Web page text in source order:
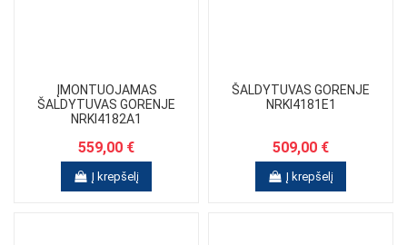
ĮMONTUOJAMAS
ŠALDYTUVAS GORENJE
NRKI4182A1
559,00 €
Į krepšelį
ŠALDYTUVAS GORENJE
NRKI4181E1
509,00 €
Į krepšelį